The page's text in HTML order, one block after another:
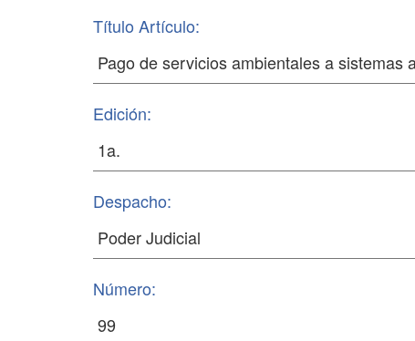
Título Artículo:
Edición:
Despacho:
Número: